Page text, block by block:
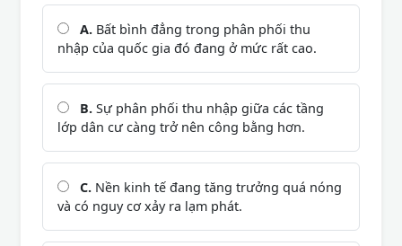
A. Bất bình đẳng trong phân phối thu
nhập của quốc gia đó đang ở mức rất cao.
B. Sự phân phối thu nhập giữa các tầng
lớp dân cư càng trở nên công bằng hơn.
C. Nền kinh tế đang tăng trưởng quá nóng
và có nguy cơ xảy ra lạm phát.